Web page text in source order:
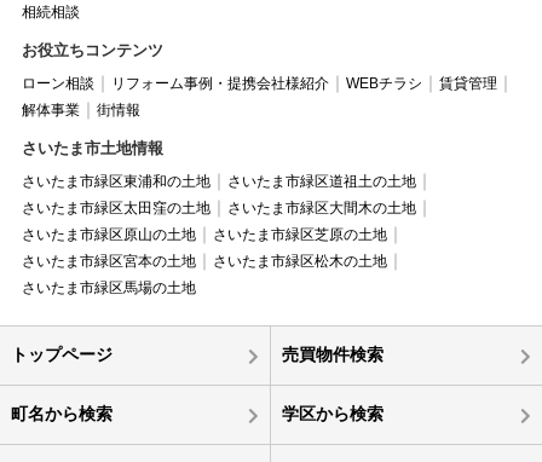
相続相談
お役立ちコンテンツ
ローン相談 リフォーム事例・提携会社様紹介 WEBチラシ
賃貸管理
解体事業
街情報
さいたま市土地情報
さいたま市緑区東浦和の土地
さいたま市緑区道祖土の土地
さいたま市緑区太田窪の土地
さいたま市緑区大間木の土地
さいたま市緑区原山の土地
さいたま市緑区芝原の土地
さいたま市緑区宮本の土地
さいたま市緑区松木の土地
さいたま市緑区馬場の土地
トップページ 売買物件検索
町名から検索 学区から検索